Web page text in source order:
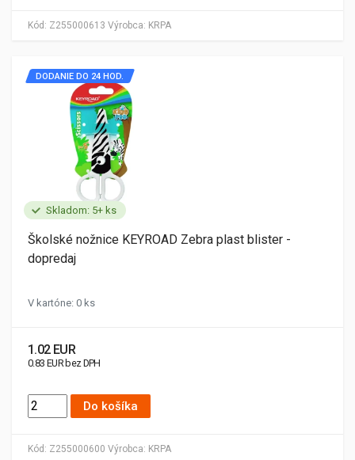
Kód: Z255000613 Výrobca: KRPA
Skladom: 5+ ks
Kód: Z255000600 Výrobca: KRPA
DODANIE DO 24 HOD.
Školské nožnice KEYROAD Zebra plast blister -
dopredaj
V kartóne: 0 ks
1.02 EUR
0.83 EUR bez DPH
Do košíka